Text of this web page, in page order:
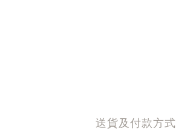
送貨及付款方式